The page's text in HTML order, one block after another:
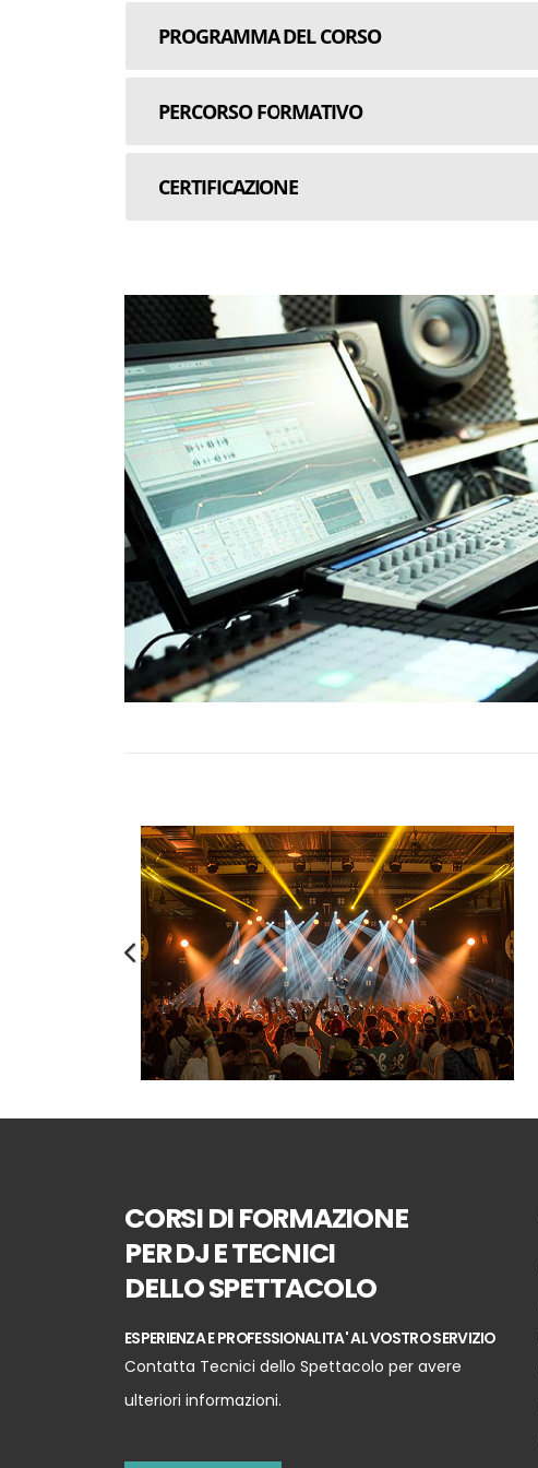
PROGRAMMA DEL CORSO
PERCORSO FORMATIVO
CERTIFICAZIONE
CORSI DI FORMAZIONE
PER DJ E TECNICI
DELLO SPETTACOLO
ESPERIENZA E PROFESSIONALITA' AL VOSTRO SERVIZIO
Contatta Tecnici dello Spettacolo per avere
ulteriori informazioni.